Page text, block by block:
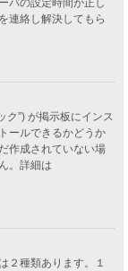
連絡し解決してもら
ク”) が掲示板にインス
ールできるかどうか
作成されていない場
。詳細は
２種類あります。１